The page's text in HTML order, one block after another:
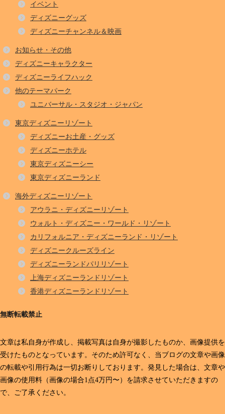
イベント
ディズニーグッズ
ディズニーチャンネル＆映画
お知らせ・その他
ディズニーキャラクター
ディズニーライフハック
他のテーマパーク
ユニバーサル・スタジオ・ジャパン
東京ディズニーリゾート
ディズニーお土産・グッズ
ディズニーホテル
東京ディズニーシー
東京ディズニーランド
海外ディズニーリゾート
アウラニ・ディズニーリゾート
ウォルト・ディズニー・ワールド・リゾート
カリフォルニア・ディズニーランド・リゾート
ディズニークルーズライン
ディズニーランドパリリゾート
上海ディズニーランドリゾート
香港ディズニーランドリゾート
無断転載禁止
文章は私自身が作成し、掲載写真は自身が撮影したものか、画像提供を
受けたものとなっています。そのため許可なく、当ブログの文章や画像
の転載や引用行為は一切お断りしております。発見した場合は、文章や
画像の使用料（画像の場合1点4万円〜）を請求させていただきますの
で、ご了承ください。